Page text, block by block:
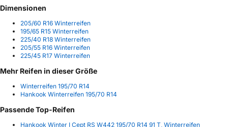
Dimensionen
205/60 R16 Winterreifen
195/65 R15 Winterreifen
225/40 R18 Winterreifen
205/55 R16 Winterreifen
225/45 R17 Winterreifen
Mehr Reifen in dieser Größe
Winterreifen 195/70 R14
Hankook Winterreifen 195/70 R14
Passende Top-Reifen
Hankook Winter I Cept RS W442 195/70 R14 91 T, Winterreifen